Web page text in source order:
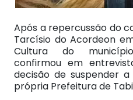
Após a repercussão do
Tarcísio do Acordeon
Cultura do
confirmou em
decisão de suspender
própria Prefeitura de